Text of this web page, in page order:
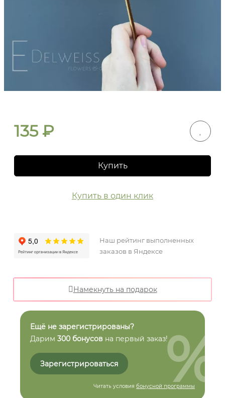
135₽
Купить
Купить в один клик
Наш рейтинг выполненных
заказов в Яндексе
Намекнуть на подарок
Ещё не зарегистрированы?
Дарим 300 бонусов на первый заказ!
Зарегистрироваться
Читать условия бонусной программы
%